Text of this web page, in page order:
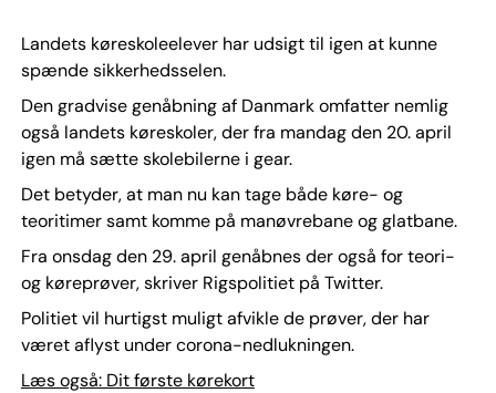
Landets køreskoleelever har udsigt til igen at kunne
spænde sikkerhedsselen.
Den gradvise genåbning af Danmark omfatter nemlig
også landets køreskoler, der fra mandag den 20. april
igen må sætte skolebilerne i gear.
Det betyder, at man nu kan tage både køre- og
teoritimer samt komme på manøvrebane og glatbane.
Fra onsdag den 29. april genåbnes der også for teori-
og køreprøver, skriver Rigspolitiet på Twitter.
Politiet vil hurtigst muligt afvikle de prøver, der har
været aflyst under corona-nedlukningen.
Læs også: Dit første kørekort